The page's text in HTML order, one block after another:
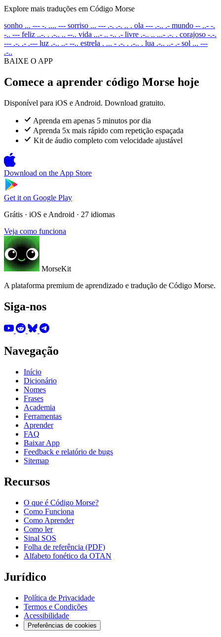
Explore mais traduções em Código Morse
sonho ... --- -. .... --- sorriso ... --- .-. .-. .. . ola --- .-.. .- mundo -- ..- -.
-.. --- feliz ..-. . .-.. .. --.. vida ...- .. -.. .- livre .-.. .. ...- .-. . corajoso -.-.
--- .-. .- .--- luz .-.. ..- --.. estrela . ... - .-. . .-.. . lua .-.. ..- .- sol ... ---
.-..
BAIXE O APP
Comece a aprender código Morse hoje
Disponível para iOS e Android. Download gratuito.
Aprenda em apenas 5 minutos por dia
Aprenda 5x mais rápido com repetição espaçada
Kit de áudio completo com velocidade ajustável
Download on the App Store
Get it on Google Play
Grátis · iOS e Android · 27 idiomas
Veja como funciona
MorseKit
A plataforma premium de aprendizado e tradução de Código Morse.
Siga-nos
Navegação
Início
Dicionário
Nomes
Frases
Academia
Ferramentas
Aprender
FAQ
Baixar App
Feedback e relatório de bugs
Sitemap
Recursos
O que é Código Morse?
Como Funciona
Como Aprender
Como ler
Sinal SOS
Folha de referência (PDF)
Alfabeto fonético da OTAN
Jurídico
Política de Privacidade
Termos e Condições
Acessibilidade
Preferências de cookies